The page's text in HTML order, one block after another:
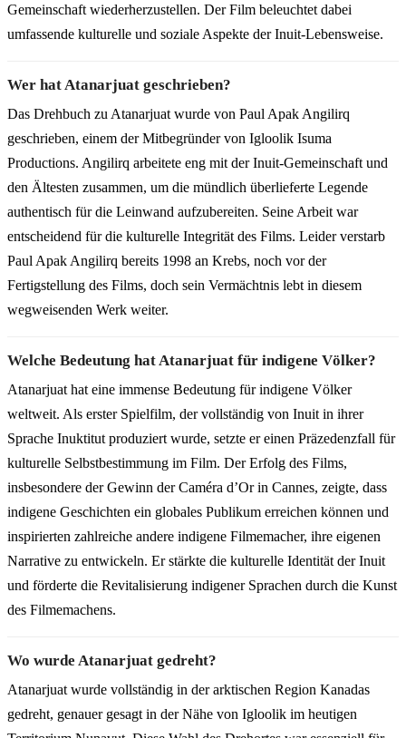
Gemeinschaft wiederherzustellen. Der Film beleuchtet dabei
umfassende kulturelle und soziale Aspekte der Inuit-Lebensweise.
Wer hat Atanarjuat geschrieben?
Das Drehbuch zu Atanarjuat wurde von Paul Apak Angilirq
geschrieben, einem der Mitbegründer von Igloolik Isuma
Productions. Angilirq arbeitete eng mit der Inuit-Gemeinschaft und
den Ältesten zusammen, um die mündlich überlieferte Legende
authentisch für die Leinwand aufzubereiten. Seine Arbeit war
entscheidend für die kulturelle Integrität des Films. Leider verstarb
Paul Apak Angilirq bereits 1998 an Krebs, noch vor der
Fertigstellung des Films, doch sein Vermächtnis lebt in diesem
wegweisenden Werk weiter.
Welche Bedeutung hat Atanarjuat für indigene Völker?
Atanarjuat hat eine immense Bedeutung für indigene Völker
weltweit. Als erster Spielfilm, der vollständig von Inuit in ihrer
Sprache Inuktitut produziert wurde, setzte er einen Präzedenzfall für
kulturelle Selbstbestimmung im Film. Der Erfolg des Films,
insbesondere der Gewinn der Caméra d’Or in Cannes, zeigte, dass
indigene Geschichten ein globales Publikum erreichen können und
inspirierten zahlreiche andere indigene Filmemacher, ihre eigenen
Narrative zu entwickeln. Er stärkte die kulturelle Identität der Inuit
und förderte die Revitalisierung indigener Sprachen durch die Kunst
des Filmemachens.
Wo wurde Atanarjuat gedreht?
Atanarjuat wurde vollständig in der arktischen Region Kanadas
gedreht, genauer gesagt in der Nähe von Igloolik im heutigen